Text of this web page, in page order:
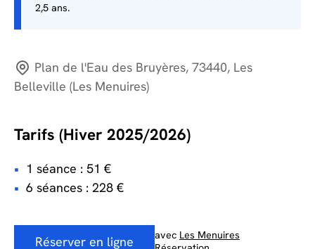
2,5 ans.
Plan de l'Eau des Bruyères, 73440, Les
Belleville (Les Menuires)
Tarifs (Hiver 2025/2026)
1 séance : 51 €
6 séances : 228 €
Réserver en ligne avec Les Menuires